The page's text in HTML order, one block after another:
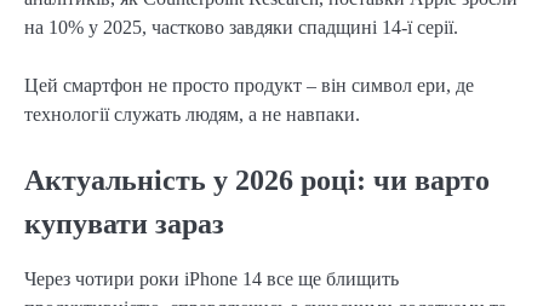
на 10% у 2025, частково завдяки спадщині 14-ї серії.
Цей смартфон не просто продукт – він символ ери, де
технології служать людям, а не навпаки.
Актуальність у 2026 році: чи варто
купувати зараз
Через чотири роки iPhone 14 все ще блищить